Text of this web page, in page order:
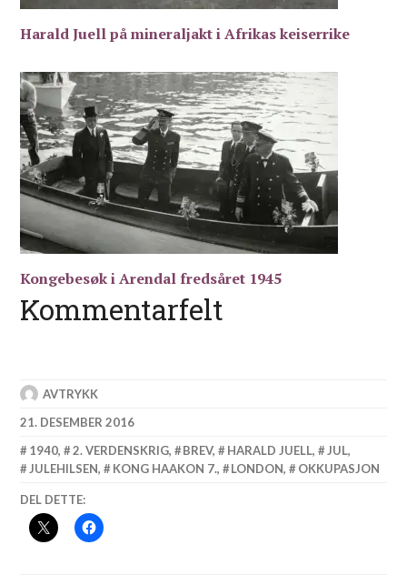
Harald Juell på mineraljakt i Afrikas keiserrike
Kongebesøk i Arendal fredsåret 1945
Kommentarfelt
AVTRYKK
21. DESEMBER 2016
1940, 2. VERDENSKRIG, BREV, HARALD JUELL, JUL,
JULEHILSEN, KONG HAAKON 7., LONDON, OKKUPASJON
DEL DETTE: